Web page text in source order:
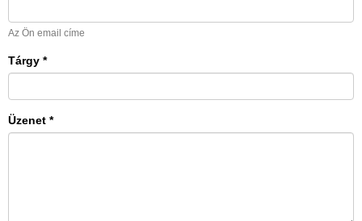
Az Ön email címe
Tárgy *
Üzenet *